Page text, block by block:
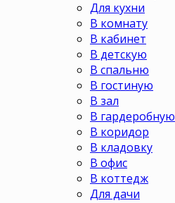
Для кухни
В комнату
В кабинет
В детскую
В спальню
В гостиную
В зал
В гардеробную
В коридор
В кладовку
В офис
В коттедж
Для дачи